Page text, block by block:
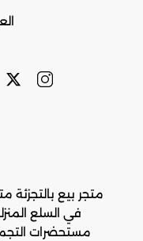
متجر بيع
في السلع
مستحضرات